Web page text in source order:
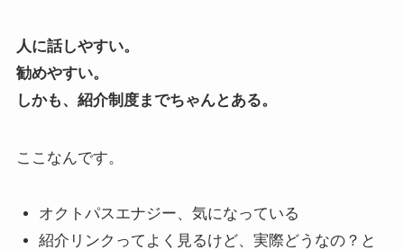
人に話しやすい。
勧めやすい。
しかも、紹介制度までちゃんとある。
ここなんです。
オクトパスエナジー、気になっている
紹介リンクってよく見るけど、実際どうなの？と